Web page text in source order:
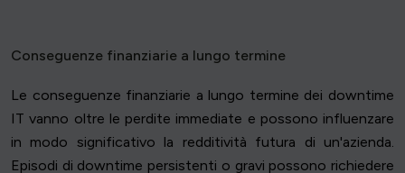
Conseguenze finanziarie a lungo termine
Le conseguenze finanziarie a lungo termine dei downtime
IT vanno oltre le perdite immediate e possono influenzare
in modo significativo la redditività futura di un'azienda.
Episodi di downtime persistenti o gravi possono richiedere